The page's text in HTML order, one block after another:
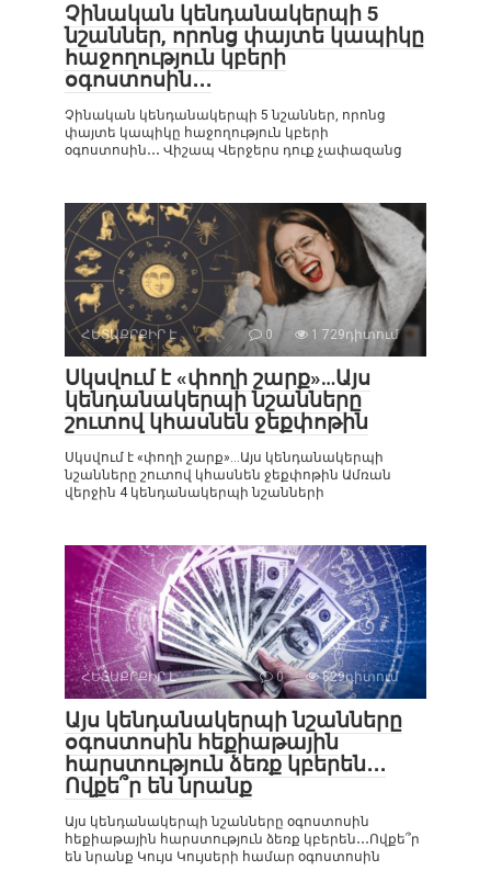
Չինական կենդանակերպի 5
նշաններ, որոնց փայտե կապիկը
հաջողություն կբերի
օգոստոսին․․․
Չինական կենդանակերպի 5 նշաններ, որոնց
փայտե կապիկը հաջողություն կբերի
օգոստոսին․․․ Վիշապ Վերջերս դուք չափազանց
ՀԵՏԱՔՐՔԻՐ Է 0 1 729դիտում
Սկսվում է «փողի շարք»…Այս
կենդանակերպի նշանները
շուտով կհասնեն ջեքփոթին
Սկսվում է «փողի շարք»…Այս կենդանակերպի
նշանները շուտով կհասնեն ջեքփոթին Ամռան
վերջին 4 կենդանակերպի նշանների
ՀԵՏԱՔՐՔԻՐ Է 0 829դիտում
Այս կենդանակերպի նշանները
օգոստոսին հեքիաթային
հարստություն ձեռք կբերեն․․․
Ովքե՞ր են նրանք
Այս կենդանակերպի նշանները օգոստոսին
հեքիաթային հարստություն ձեռք կբերեն․․․Ովքե՞ր
են նրանք Կույս Կույսերի համար օգոստոսին